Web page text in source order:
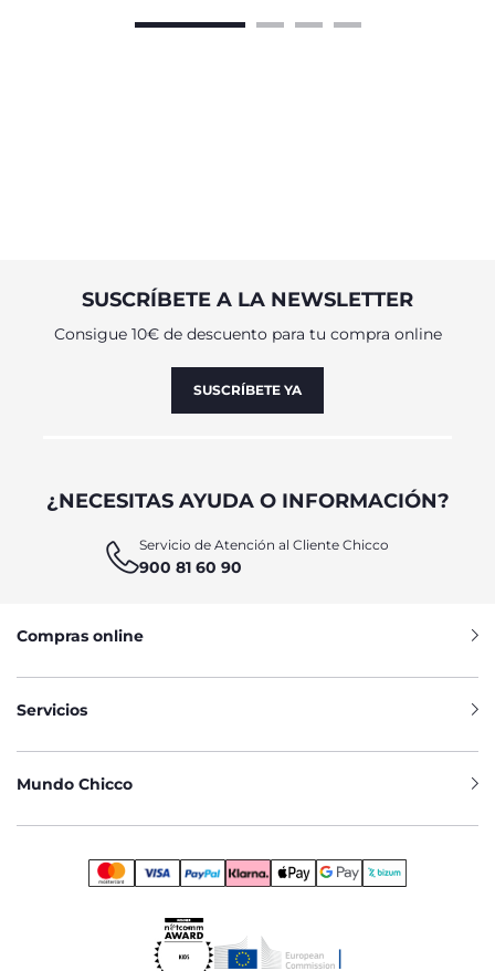
SUSCRÍBETE A LA NEWSLETTER
Consigue 10€ de descuento para tu compra online
SUSCRÍBETE YA
¿NECESITAS AYUDA O INFORMACIÓN?
Servicio de Atención al Cliente Chicco
900 81 60 90
Compras online
Servicios
Mundo Chicco